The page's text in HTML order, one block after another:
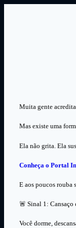
Muita gente
Mas existe uma
Ela não grita. Ela
Conheça o Portal
E aos poucos rouba
🚨 Sinal 1: Cansaço
Você dorme,